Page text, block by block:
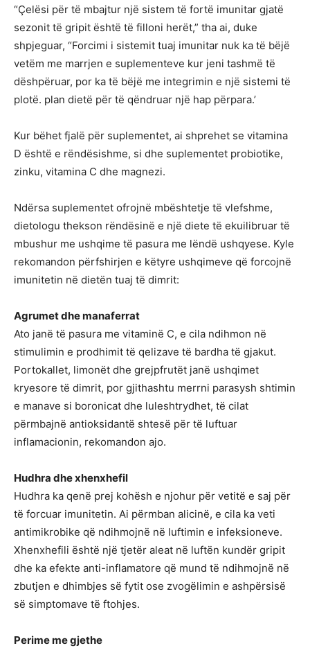
“Çelësi për të mbajtur një sistem të fortë imunitar gjatë
sezonit të gripit është të filloni herët,” tha ai, duke
shpjeguar, “Forcimi i sistemit tuaj imunitar nuk ka të bëjë
vetëm me marrjen e suplementeve kur jeni tashmë të
dëshpëruar, por ka të bëjë me integrimin e një sistemi të
plotë. plan dietë për të qëndruar një hap përpara.’
Kur bëhet fjalë për suplementet, ai shprehet se vitamina
D është e rëndësishme, si dhe suplementet probiotike,
zinku, vitamina C dhe magnezi.
Ndërsa suplementet ofrojnë mbështetje të vlefshme,
dietologu thekson rëndësinë e një diete të ekuilibruar të
mbushur me ushqime të pasura me lëndë ushqyese. Kyle
rekomandon përfshirjen e këtyre ushqimeve që forcojnë
imunitetin në dietën tuaj të dimrit:
Agrumet dhe manaferrat
Ato janë të pasura me vitaminë C, e cila ndihmon në
stimulimin e prodhimit të qelizave të bardha të gjakut.
Portokallet, limonët dhe grejpfrutët janë ushqimet
kryesore të dimrit, por gjithashtu merrni parasysh shtimin
e manave si boronicat dhe luleshtrydhet, të cilat
përmbajnë antioksidantë shtesë për të luftuar
inflamacionin, rekomandon ajo.
Hudhra dhe xhenxhefil
Hudhra ka qenë prej kohësh e njohur për vetitë e saj për
të forcuar imunitetin. Ai përmban alicinë, e cila ka veti
antimikrobike që ndihmojnë në luftimin e infeksioneve.
Xhenxhefili është një tjetër aleat në luftën kundër gripit
dhe ka efekte anti-inflamatore që mund të ndihmojnë në
zbutjen e dhimbjes së fytit ose zvogëlimin e ashpërsisë
së simptomave të ftohjes.
Perime me gjethe